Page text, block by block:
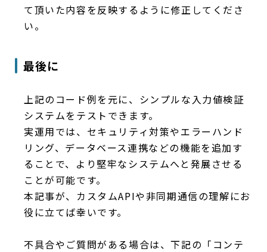
て頂いた内容を反映するように修正してくださ
い。
最後に
上記のコード例を元に、シンプルな入力値検証
システムをテストできます。
実運用では、セキュリティ対策やエラーハンド
リング、データベース連携などの機能を追加す
ることで、より堅牢なシステムへと発展させる
ことが可能です。
本記事が、カスタムAPIや非同期通信の理解にお
役に立てば幸いです。
不具合やご質問がある場合は、下記の「コンテ